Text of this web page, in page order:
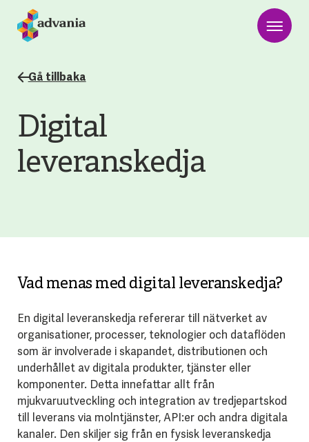
Gå tillbaka
Digital
leveranskedja
Vad menas med digital leveranskedja?
En digital leveranskedja refererar till nätverket av
organisationer, processer, teknologier och dataflöden
som är involverade i skapandet, distributionen och
underhållet av digitala produkter, tjänster eller
komponenter. Detta innefattar allt från
mjukvaruutveckling och integration av tredjepartskod
till leverans via molntjänster, API:er och andra digitala
kanaler. Den skiljer sig från en fysisk leveranskedja